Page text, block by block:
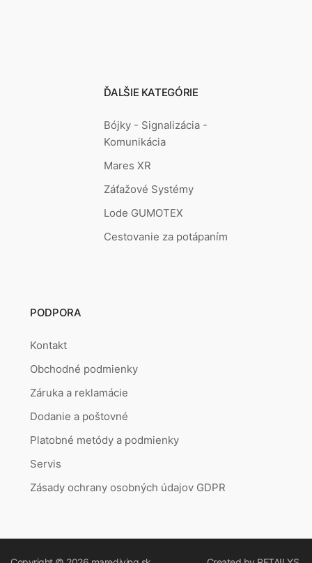
ĎALŠIE KATEGÓRIE
Bójky - Signalizácia -
Komunikácia
Mares XR
Záťažové Systémy
Lode GUMOTEX
Cestovanie za potápaním
PODPORA
Kontakt
Obchodné podmienky
Záruka a reklamácie
Dodanie a poštovné
Platobné metódy a podmienky
Servis
Zásady ochrany osobných údajov GDPR